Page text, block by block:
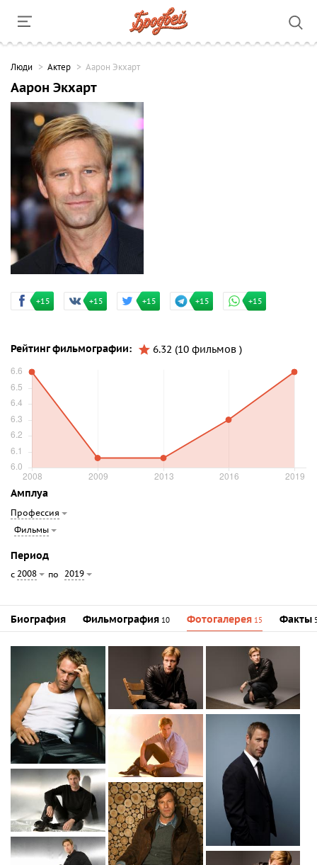
Люди Актер Аарон Экхарт
Аарон Экхарт
+15 +15 +15 +15 +15
Рейтинг фильмографии: 6.32 (10 фильмов )
Амплуа
Профессия
Фильмы
Период
с 2008 по 2019
Биография Фильмография 10 Фотогалерея 15 Факты